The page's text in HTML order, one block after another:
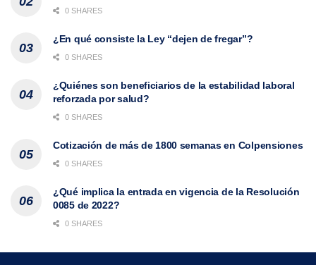
0 SHARES
¿En qué consiste la Ley “dejen de fregar”?
0 SHARES
¿Quiénes son beneficiarios de la estabilidad laboral
reforzada por salud?
0 SHARES
Cotización de más de 1800 semanas en Colpensiones
0 SHARES
¿Qué implica la entrada en vigencia de la Resolución
0085 de 2022?
0 SHARES